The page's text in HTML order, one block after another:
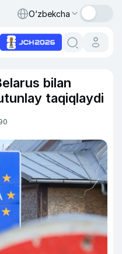
O‘zbekcha
bilan
taqiqlaydi